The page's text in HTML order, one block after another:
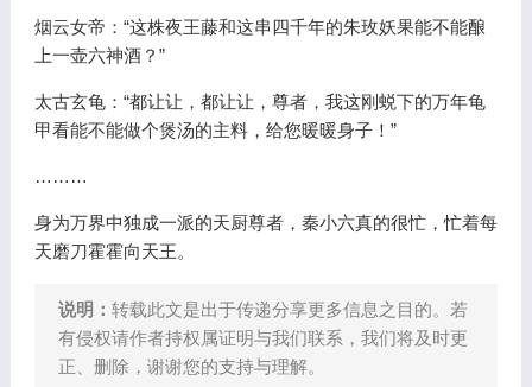
烟云女帝：“这株夜王藤和这串四千年的朱玫妖果能不能酿
上一壶六神酒？”
太古玄龟：“都让让，都让让，尊者，我这刚蜕下的万年龟
甲看能不能做个煲汤的主料，给您暖暖身子！”
………
身为万界中独成一派的天厨尊者，秦小六真的很忙，忙着每
天磨刀霍霍向天王。
说明： 转载此文是出于传递分享更多信息之目的。若
有侵权请作者持权属证明与我们联系，我们将及时更
正、删除，谢谢您的支持与理解。